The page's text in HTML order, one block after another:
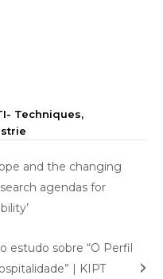
Techniques,
and the changing
agendas for
estudo sobre “O Perfil
| KIPT